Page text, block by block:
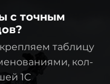
с точным
таблицу
кол-
1C